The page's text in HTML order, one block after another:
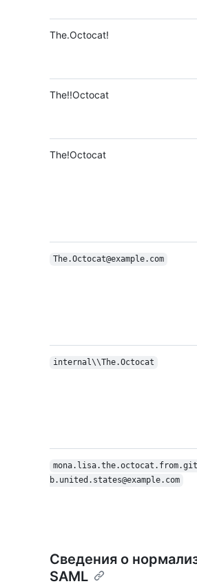
The.Octocat!
The!!Octocat
The!Octocat
The.Octocat@example.com
internal\\The.Octocat
b.united.states@example.com
Сведения о
SAML